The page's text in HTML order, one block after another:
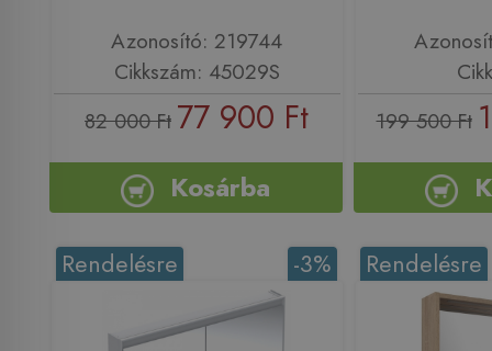
Azonosító: 219744
Cikkszám: 45029S
82 000 Ft 77 900 Ft
Kosárba
199 500 Ft
-3%
Rendelésre Rendelésre